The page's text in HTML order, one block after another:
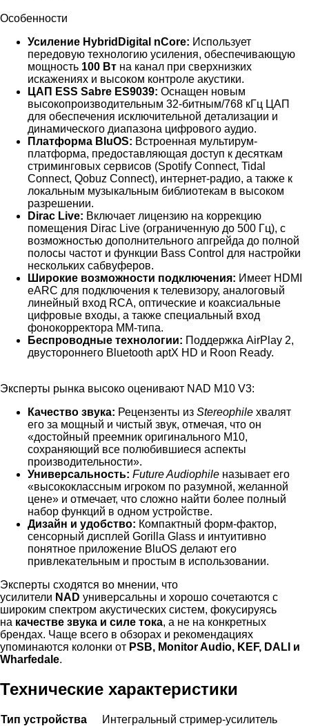
Особенности
Усиление HybridDigital nCore: Использует
передовую технологию усиления, обеспечивающую
мощность 100 Вт на канал при сверхнизких
искажениях и высоком контроле акустики.
ЦАП ESS Sabre ES9039: Оснащен новым
высокопроизводительным 32-битным/768 кГц ЦАП
для обеспечения исключительной детализации и
динамического диапазона цифрового аудио.
Платформа BluOS: Встроенная мультирум-
платформа, предоставляющая доступ к десяткам
стриминговых сервисов (Spotify Connect, Tidal
Connect, Qobuz Connect), интернет-радио, а также к
локальным музыкальным библиотекам в высоком
разрешении.
Dirac Live: Включает лицензию на коррекцию
помещения Dirac Live (ограниченную до 500 Гц), с
возможностью дополнительного апгрейда до полной
полосы частот и функции Bass Control для настройки
нескольких сабвуферов.
Широкие возможности подключения: Имеет HDMI
eARC для подключения к телевизору, аналоговый
линейный вход RCA, оптические и коаксиальные
цифровые входы, а также специальный вход
фонокорректора MM-типа.
Беспроводные технологии: Поддержка AirPlay 2,
двустороннего Bluetooth aptX HD и Roon Ready.
Эксперты рынка высоко оценивают NAD M10 V3:
Качество звука: Рецензенты из Stereophile хвалят
его за мощный и чистый звук, отмечая, что он
«достойный преемник оригинального M10,
сохраняющий все полюбившиеся аспекты
производительности».
Универсальность: Future Audiophile называет его
«высококлассным игроком по разумной, желанной
цене» и отмечает, что сложно найти более полный
набор функций в одном устройстве.
Дизайн и удобство: Компактный форм-фактор,
сенсорный дисплей Gorilla Glass и интуитивно
понятное приложение BluOS делают его
привлекательным и простым в использовании.
Эксперты сходятся во мнении, что
усилители NAD универсальны и хорошо сочетаются с
широким спектром акустических систем, фокусируясь
на качестве звука и силе тока, а не на конкретных
брендах. Чаще всего в обзорах и рекомендациях
упоминаются колонки от PSB, Monitor Audio, KEF, DALI и
Wharfedale.
Технические характеристики
Тип устройства
Интегральный стример-усилитель